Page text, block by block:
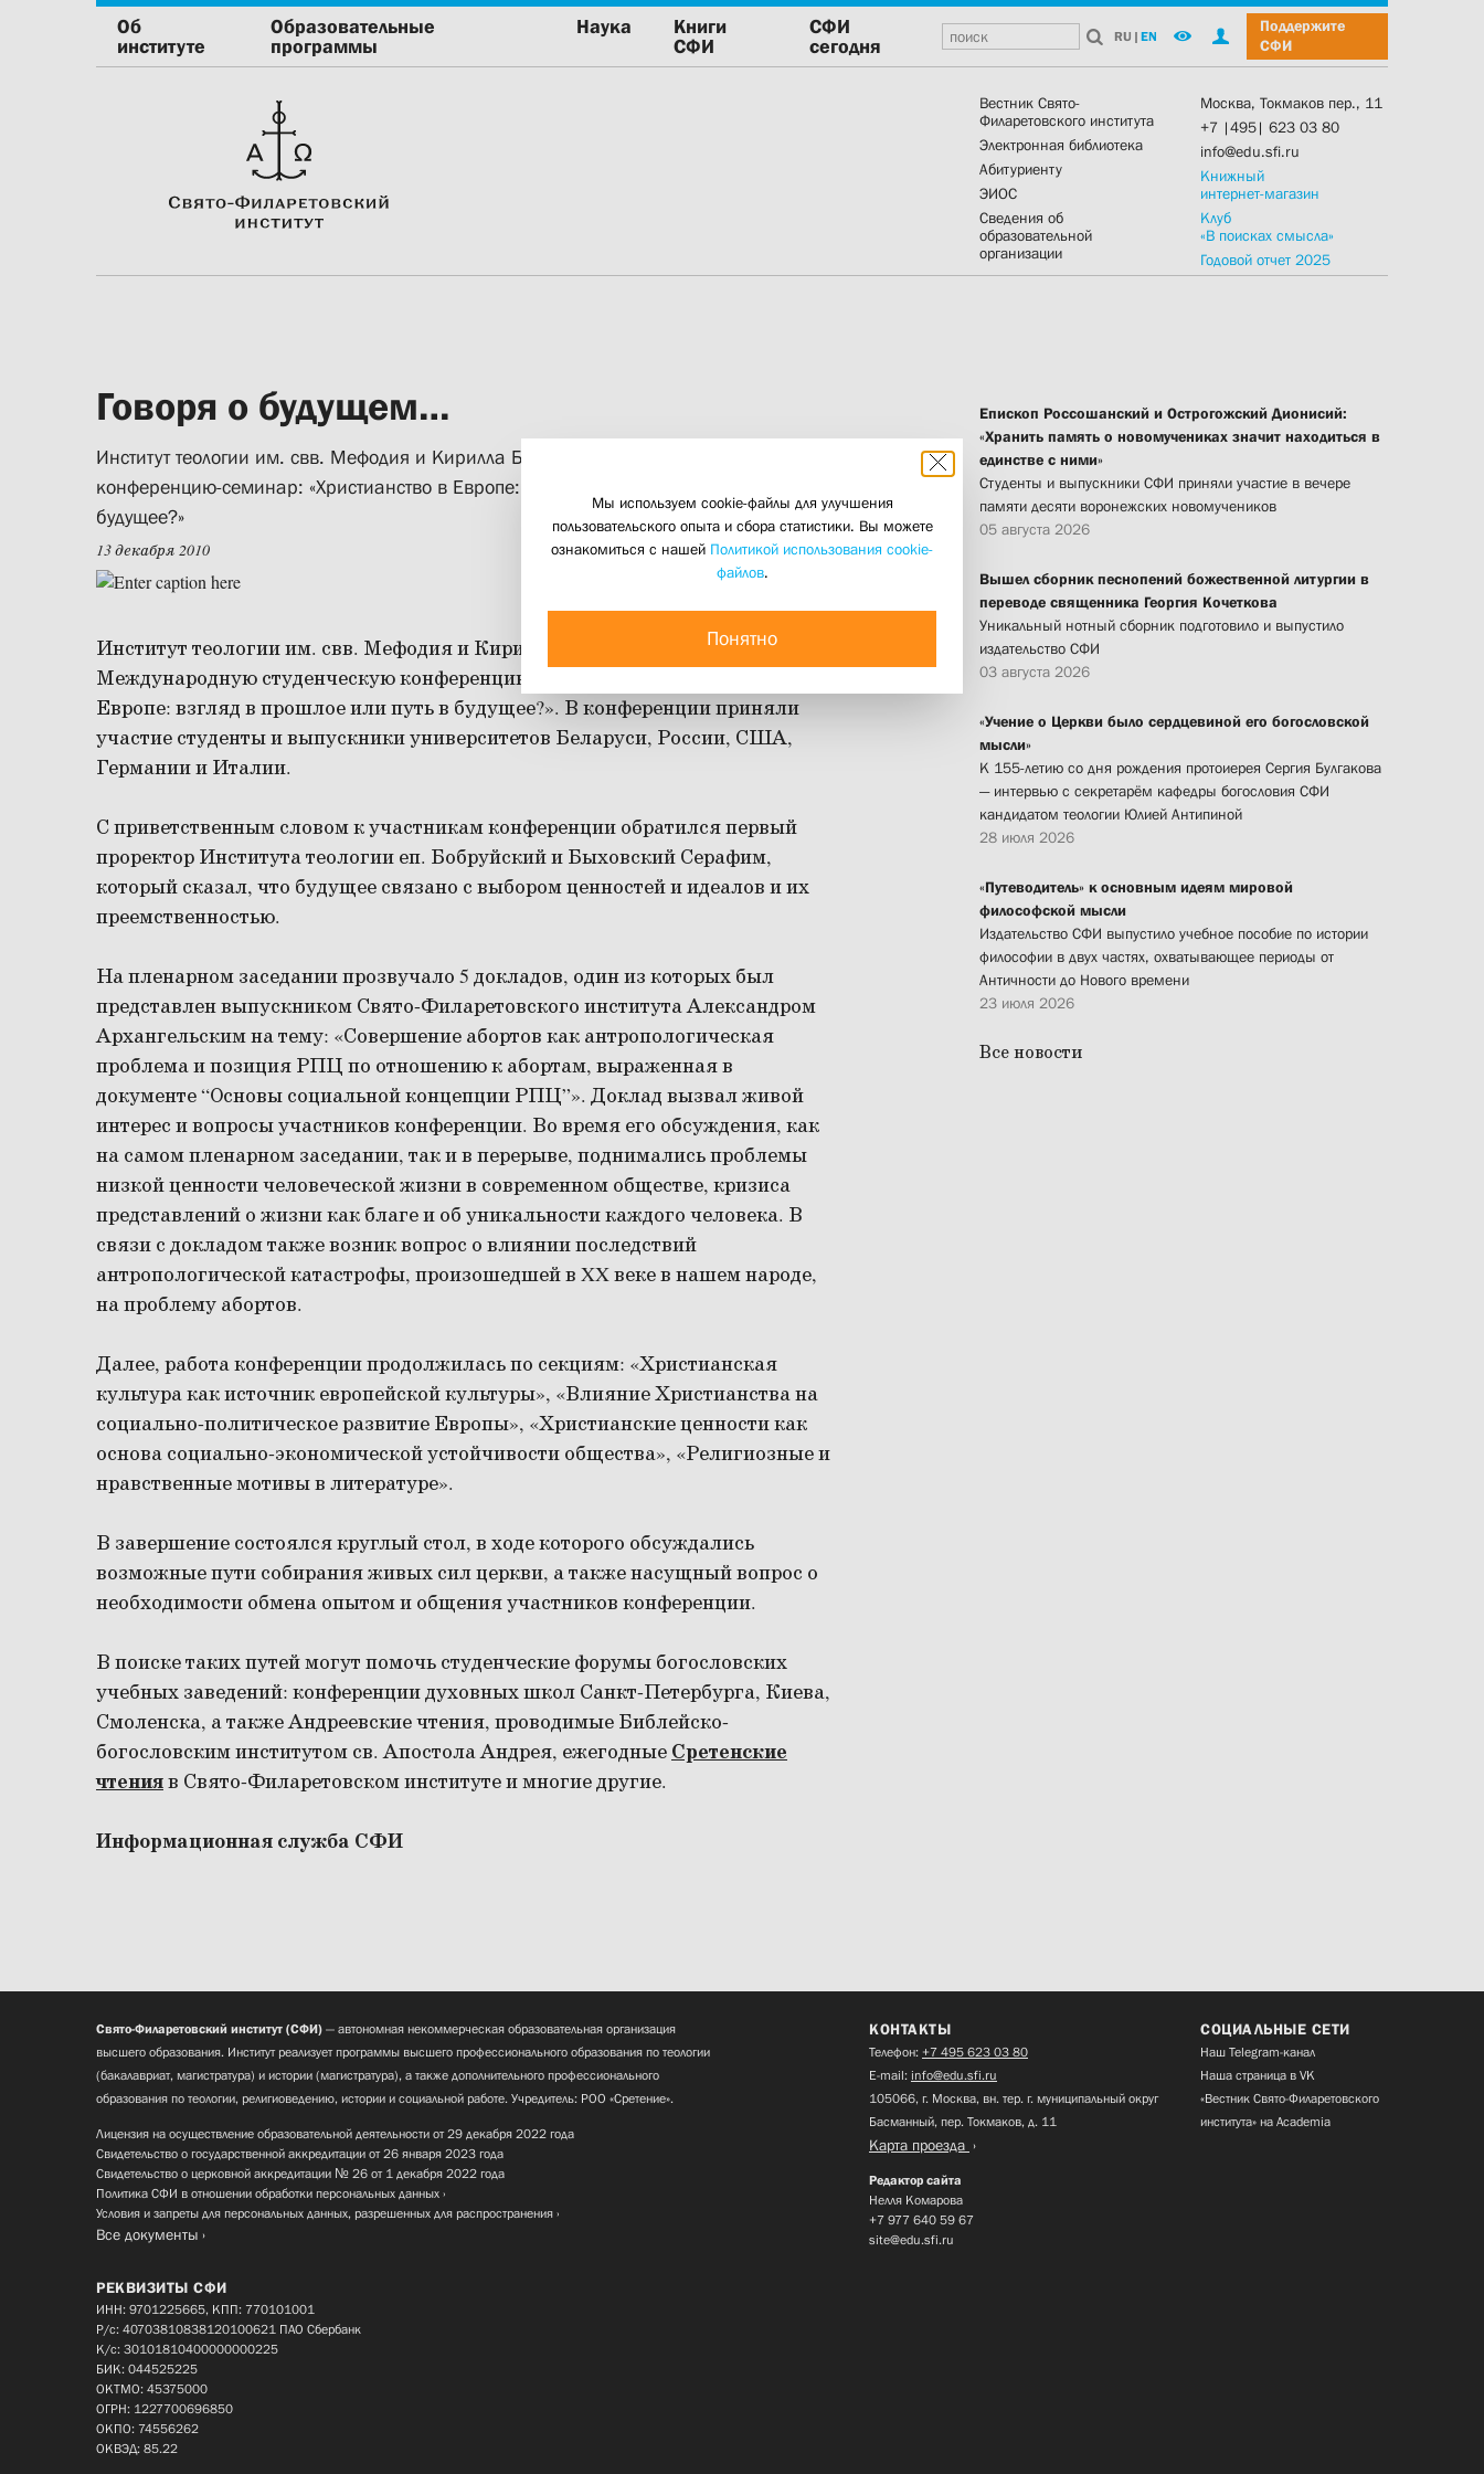
Об
институте
Образовательные
программы
Наука
Книги
СФИ
СФИ
сегодня
RU | EN
Поддержите
СФИ
Вестник Свято-
Филаретовского института
Электронная библиотека
Абитуриенту
ЭИОС
Сведения об
образовательной
организации
Москва, Токмаков пер., 11
+7 |495| 623 03 80
info@edu.sfi.ru
Книжный
интернет-магазин
Клуб
«В поисках смысла»
Годовой отчет 2025
Говоря о будущем…
Институт теологии им. свв. Мефодия и Кирилла БГУ провел Международную
конференцию-семинар: «Христианство в Европе: взгляд в прошлое или путь в
будущее?»
13 декабря 2010
Институт теологии им. свв. Мефодия и Кирилла БГУ 11-12 декабря провел
Международную студенческую конференцию-семинар: «Христианство в
Европе: взгляд в прошлое или путь в будущее?». В конференции приняли
участие студенты и выпускники университетов Беларуси, России, США,
Германии и Италии.
С приветственным словом к участникам конференции обратился первый
проректор Института теологии еп. Бобруйский и Быховский Серафим,
который сказал, что будущее связано с выбором ценностей и идеалов и их
преемственностью.
На пленарном заседании прозвучало 5 докладов, один из которых был
представлен выпускником Свято-Филаретовского института Александром
Архангельским на тему: «Совершение абортов как антропологическая
проблема и позиция РПЦ по отношению к абортам, выраженная в
документе “Основы социальной концепции РПЦ”». Доклад вызвал живой
интерес и вопросы участников конференции. Во время его обсуждения, как
на самом пленарном заседании, так и в перерыве, поднимались проблемы
низкой ценности человеческой жизни в современном обществе, кризиса
представлений о жизни как благе и об уникальности каждого человека. В
связи с докладом также возник вопрос о влиянии последствий
антропологической катастрофы, произошедшей в XX веке в нашем народе,
на проблему абортов.
Далее, работа конференции продолжилась по секциям: «Христианская
культура как источник европейской культуры», «Влияние Христианства на
социально-политическое развитие Европы», «Христианские ценности как
основа социально-экономической устойчивости общества», «Религиозные и
нравственные мотивы в литературе».
В завершение состоялся круглый стол, в ходе которого обсуждались
возможные пути собирания живых сил церкви, а также насущный вопрос о
необходимости обмена опытом и общения участников конференции.
В поиске таких путей могут помочь студенческие форумы богословских
учебных заведений: конференции духовных школ Санкт-Петербурга, Киева,
Смоленска, а также Андреевские чтения, проводимые Библейско-
богословским институтом св. Апостола Андрея, ежегодныеСретенские
чтенияв Свято-Филаретовском институте и многие другие.
Информационная служба СФИ
Епископ Россошанский и Острогожский Дионисий:
«Хранить память о новомучениках значит находиться в
единстве с ними»
Студенты и выпускники СФИ приняли участие в вечере
памяти десяти воронежских новомучеников
05 августа 2026
Вышел сборник песнопений божественной литургии в
переводе священника Георгия Кочеткова
Уникальный нотный сборник подготовило и выпустило
издательство СФИ
03 августа 2026
«Учение о Церкви было сердцевиной его богословской
мысли»
К 155-летию со дня рождения протоиерея Сергия Булгакова
— интервью с секретарём кафедры богословия СФИ
кандидатом теологии Юлией Антипиной
28 июля 2026
«Путеводитель» к основным идеям мировой
философской мысли
Издательство СФИ выпустило учебное пособие по истории
философии в двух частях, охватывающее периоды от
Античности до Нового времени
23 июля 2026
Все новости
Мы используем cookie-файлы для улучшения
пользовательского опыта и сбора статистики. Вы можете
ознакомиться с нашей Политикой использования cookie-
файлов.
Понятно
Свято-Филаретовский институт (СФИ) — автономная некоммерческая образовательная организация
высшего образования. Институт реализует программы высшего профессионального образования по теологии
(бакалавриат, магистратура) и истории (магистратура), а также дополнительного профессионального
образования по теологии, религиоведению, истории и социальной работе. Учредитель: РОО «Сретение».
Лицензия на осуществление образовательной деятельности от 29 декабря 2022 года
Свидетельство о государственной аккредитации от 26 января 2023 года
Свидетельство о церковной аккредитации № 26 от 1 декабря 2022 года
Политика СФИ в отношении обработки персональных данных
Условия и запреты для персональных данных, разрешенных для распространения
Все документы
КОНТАКТЫ
Телефон: +7 495 623 03 80
E-mail: info@edu.sfi.ru
105066, г. Москва, вн. тер. г. муниципальный округ
Басманный, пер. Токмаков, д. 11
Карта проезда
Редактор сайта
Нелля Комарова
+7 977 640 59 67
site@edu.sfi.ru
СОЦИАЛЬНЫЕ СЕТИ
Наш Telegram-канал
Наша страница в VK
«Вестник Свято-Филаретовского
института» на Academia
РЕКВИЗИТЫ СФИ
ИНН: 9701225665, КПП: 770101001
Р/с: 40703810838120100621 ПАО Сбербанк
К/с: 30101810400000000225
БИК: 044525225
ОКТМО: 45375000
ОГРН: 1227700696850
ОКПО: 74556262
ОКВЭД: 85.22